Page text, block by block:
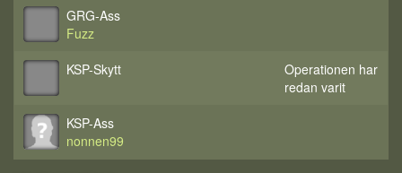
GRG-Ass
Fuzz
KSP-Skytt
Operationen har
redan varit
KSP-Ass
nonnen99